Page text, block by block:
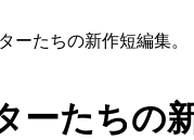
ーたちの新作短編集
ーたちの